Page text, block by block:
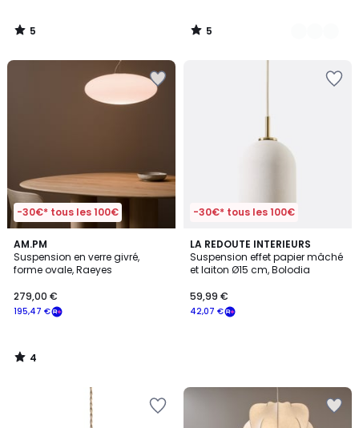
5
/
5
/
-30€* tous les 100€
AM.PM
Suspension en verre givré,
forme ovale, Raeyes
195,47 €
279,00 €
4
/
5
4
/
-30€* tous les 100€
LA REDOUTE INTERIEURS
Suspension effet papier mâché
et laiton Ø15 cm, Bolodia
42,07 €
59,99 €